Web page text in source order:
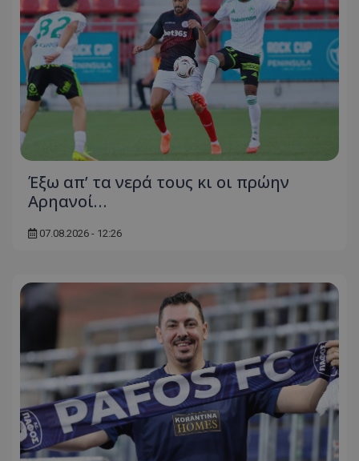
Έξω απ’ τα νερά τους κι οι πρώην
Αρηανοί…
07.08.2026 - 12:26